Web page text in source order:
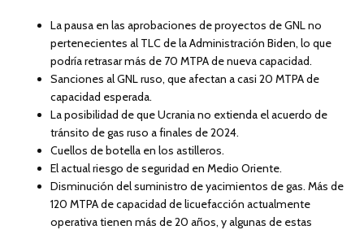
La pausa en las aprobaciones de proyectos de GNL no
pertenecientes al TLC de la Administración Biden, lo que
podría retrasar más de 70 MTPA de nueva capacidad.
Sanciones al GNL ruso, que afectan a casi 20 MTPA de
capacidad esperada.
La posibilidad de que Ucrania no extienda el acuerdo de
tránsito de gas ruso a finales de 2024.
Cuellos de botella en los astilleros.
El actual riesgo de seguridad en Medio Oriente.
Disminución del suministro de yacimientos de gas. Más de
120 MTPA de capacidad de licuefacción actualmente
operativa tienen más de 20 años, y algunas de estas